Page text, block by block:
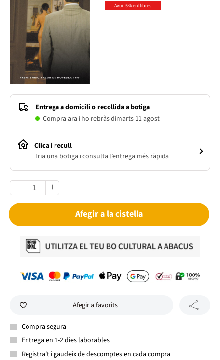
Avui -5% en llibres
Entrega a domicili o recollida a botiga
Compra ara i ho rebràs dimarts 11 agost
Clica i recull
Tria una botiga i consulta l’entrega més ràpida
Afegir a la cistella
Afegir a favorits
Compra segura
Entrega en 1-2 dies laborables
Registra't i gaudeix de descomptes en cada compra